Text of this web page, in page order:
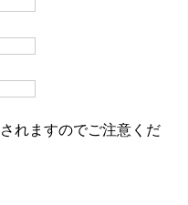
れますのでご注意くだ